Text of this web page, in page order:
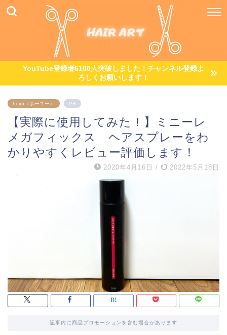
YouTube登録者6100人突破しました！チャンネル登録よ
ろしくお願いします！
hoyu（ホーユー） PR
【実際に使用してみた！】ミニーレ
メガフィックス ヘアスプレーをわ
かりやすくレビュー評価します！
2020年4月16日 / 2022年5月18日
記事内に商品プロモーションを含む場合があります